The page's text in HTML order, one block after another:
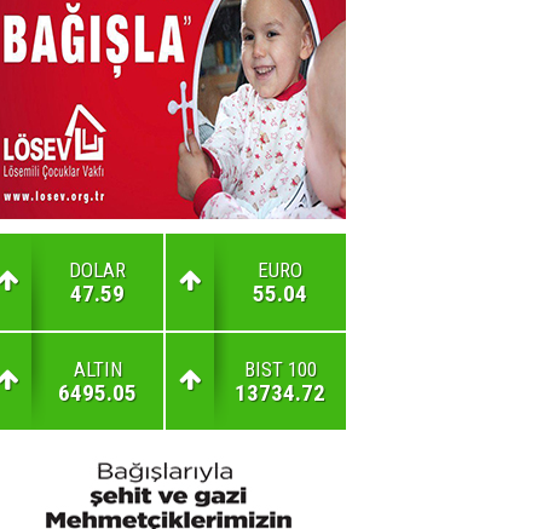
DOLAR
47.59
EURO
55.04
ALTIN
6495.05
BIST 100
13734.72